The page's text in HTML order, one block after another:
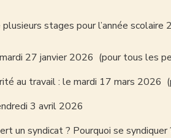
stages pour l’année
27 janvier 2026 (pour tous les
au travail : le mardi 17 mars 2026
3 avril 2026
un syndicat ? Pourquoi se